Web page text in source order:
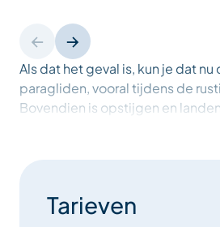
Als dat het geval is, kun je dat
paragliden, vooral tijdens de
Bovendien is opstijgen en
Er zijn twee hoofdroutes vanaf
ene neemt je mee omhoog naar
Tarieven